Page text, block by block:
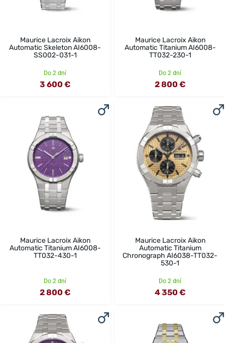
Maurice Lacroix Aikon
Automatic Skeleton AI6008-
SS002-031-1
Do 2 dní
3 600 €
Maurice Lacroix Aikon
Automatic Titanium AI6008-
TT032-230-1
Do 2 dní
2 800 €
Maurice Lacroix Aikon
Automatic Titanium AI6008-
TT032-430-1
Do 2 dní
2 800 €
Maurice Lacroix Aikon
Automatic Titanium
Chronograph AI6038-TT032-
530-1
Do 2 dní
4 350 €